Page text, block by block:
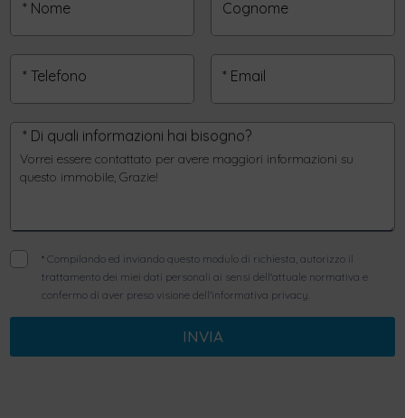
* Nome Cognome
* Telefono * Email
* Di quali informazioni hai bisogno?
*Compilando ed inviando questo modulo di richiesta, autorizzo il
trattamento dei miei dati personali ai sensi dell'attuale normativa e
confermo di aver preso visione dell'informativa privacy.
INVIA